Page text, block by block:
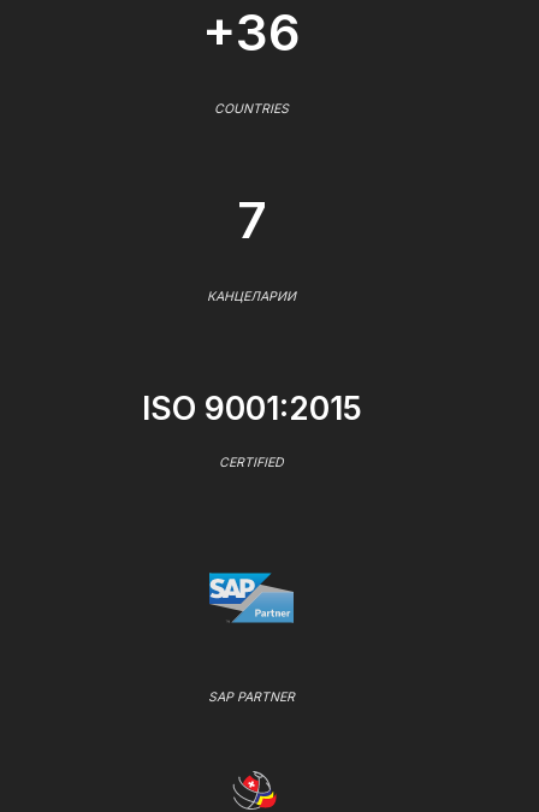
+36
COUNTRIES
7
КАНЦЕЛАРИИ
ISO 9001:2015
CERTIFIED
SAP PARTNER